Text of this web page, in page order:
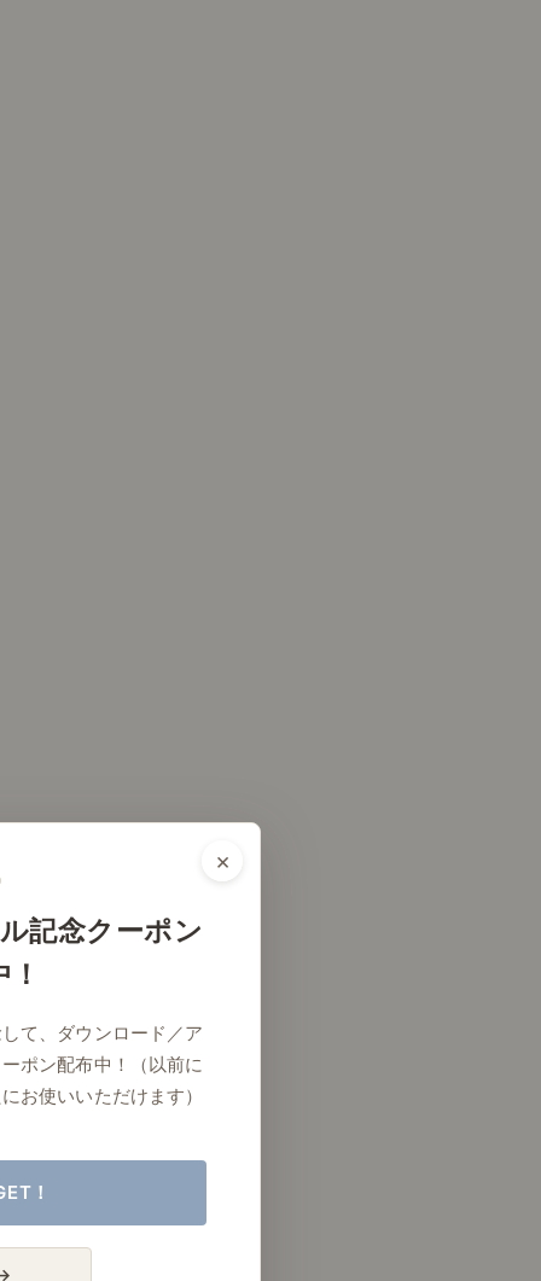
×
記念クーポン
て、ダウンロード／ア
ポン配布中！（以前に
お使いいただけます）
！